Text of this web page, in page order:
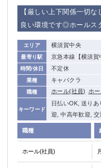
【厳しい上下関係一切
良い環境です◎ホールス
エリア 横須賀中央
最寄り駅 京急本線【横須
時間/休日 不定休
業種 キャバクラ
職種 ホール(社員) ホ
キーワード
日払いOK, 送り
迎, 中高年歓迎,
職種
ホール(社員)
獨協大学前＜草加松原＞
春日部
蕨
千葉県
船橋
成田
柏（西口）
柏（東口）
茂原
八千代台
東金